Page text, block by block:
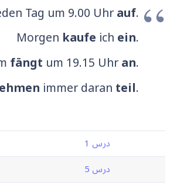
Tag um 9.00 Uhrauf.
Morgenkaufeichein.
fängtum 19.15 Uhran.
immer daranteil.
درس 1
درس 5